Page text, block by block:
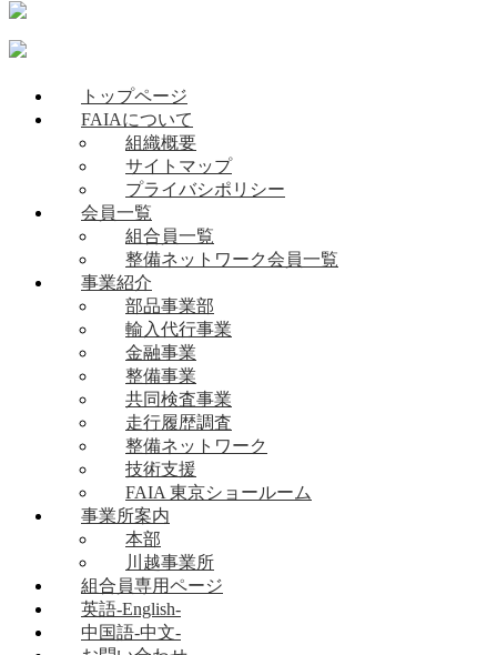
トップページ
FAIAについて
組織概要
サイトマップ
プライバシポリシー
会員一覧
組合員一覧
整備ネットワーク会員一覧
事業紹介
部品事業部
輸入代行事業
金融事業
整備事業
共同検査事業
走行履歴調査
整備ネットワーク
技術支援
FAIA 東京ショールーム
事業所案内
本部
川越事業所
組合員専用ページ
英語-English-
中国語-中文-